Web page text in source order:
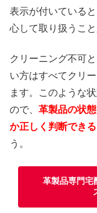
表示が付いている
心して取り扱うこ
クリーニング不可
い方はすべてクリ
ます。このような
ので、 革製品の状
か正しく判断でき
う。
革製品専門宅